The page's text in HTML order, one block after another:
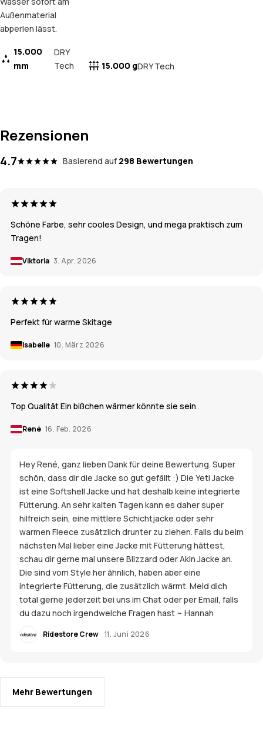
Außenmaterial
abperlen lässt.
15.000
mm
DRY
Tech
15.000 gDRY Tech
Rezensionen
4.7 Basierend auf 298 Bewertungen
Schöne Farbe, sehr cooles Design, und mega praktisch zum
Tragen!
Viktoria 3. Apr. 2026
Perfekt für warme Skitage
Isabelle 10. März 2026
Top Qualität Ein bißchen wärmer könnte sie sein
René 16. Feb. 2026
Hey René, ganz lieben Dank für deine Bewertung. Super
schön, dass dir die Jacke so gut gefällt :) Die Yeti Jacke
ist eine Softshell Jacke und hat deshalb keine integrierte
Fütterung. An sehr kalten Tagen kann es daher super
hilfreich sein, eine mittlere Schichtjacke oder sehr
warmen Fleece zusätzlich drunter zu ziehen. Falls du beim
nächsten Mal lieber eine Jacke mit Fütterung hättest,
schau dir gerne mal unsere Blizzard oder Akin Jacke an.
Die sind vom Style her ähnlich, haben aber eine
integrierte Fütterung, die zusätzlich wärmt. Meld dich
total gerne jederzeit bei uns im Chat oder per Email, falls
du dazu noch irgendwelche Fragen hast ~ Hannah
Ridestore Crew 11. Juni 2026
Mehr Bewertungen